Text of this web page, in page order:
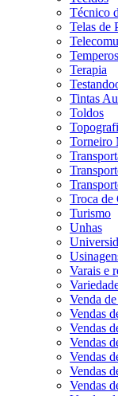
Técnico
Telas de
Temperos
Terapia
Tintas
Toldos
Torneiro
Troca de
Turismo
Unhas
Varais e
Venda
Vendas
Vendas
Vendas
Vendas
Vendas
Vendas